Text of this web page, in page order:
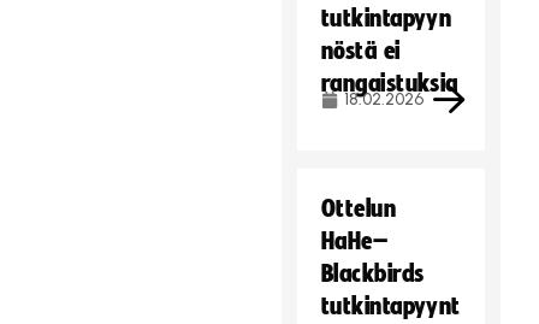
tutkintapyyn
nöstä ei
rangaistuksia
18.02.2026
Ottelun
HaHe–
Blackbirds
tutkintapyynt